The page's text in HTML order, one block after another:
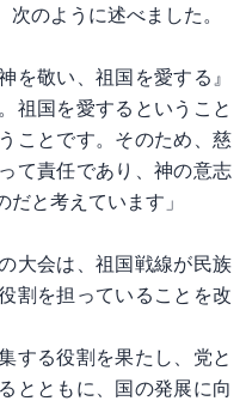
のように述べました。
を敬い、祖国を愛する』
祖国を愛するということ
ことです。そのため、慈
て責任であり、神の意志
と考えています」
大会は、祖国戦線が民族
割を担っていることを改
する役割を果たし、党と
とともに、国の発展に向